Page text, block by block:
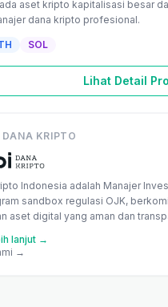
aset kripto kapitalisasi besar
dana kripto profesional.
SOL
Lihat Detail
KRIPTO
Indonesia adalah Manajer
sandbox regulasi OJK,
aset digital yang aman dan
lanjut →
→